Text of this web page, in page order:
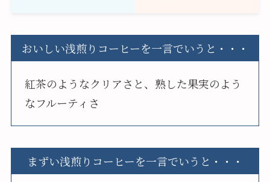
おいしい浅煎りコーヒーを一言でいうと・・・
紅茶のようなクリアさと、熟した果実のよう
なフルーティさ
まずい浅煎りコーヒーを一言でいうと・・・